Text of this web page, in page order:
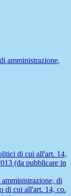
amministrazione,
di cui all'art. 14,
(da pubblicare in
di
di cui all'art. 14, co.